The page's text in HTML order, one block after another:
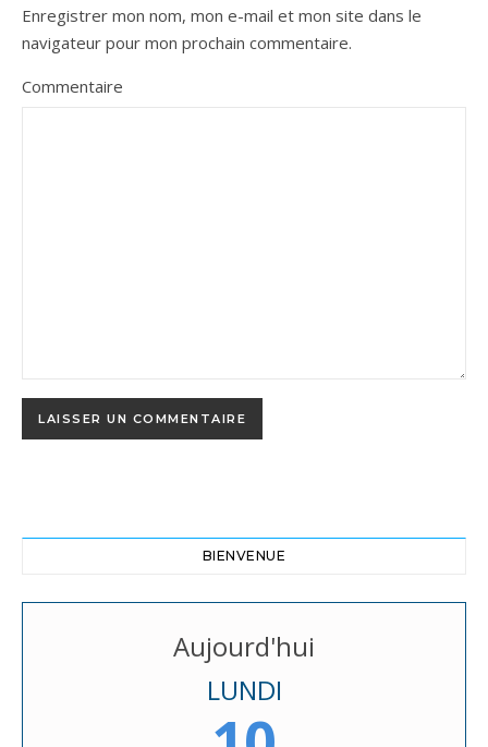
Enregistrer mon nom, mon e-mail et mon site dans le
navigateur pour mon prochain commentaire.
Commentaire
BIENVENUE
Aujourd'hui
LUNDI